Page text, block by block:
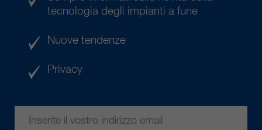
tecnologia degli impianti a fune
Nuove tendenze
Privacy